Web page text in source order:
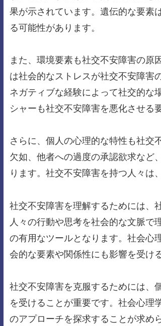
果が示されています。遺伝的な要素
る可能性があります。
また、環境要素も社交不安障害の原
は社会的なストレスが社交不安障害
ネガティブな経験によって社交的な
シャーも社交不安障害を悪化させる
さらに、個人の心理的な特性も社交
欠如、他者への過度の承認欲求など
ります。社交不安障害を持つ人々は
社交不安障害を理解するためには、
人々の行動や思考を社会的な文脈で
の有用なツールとなります。社会心
会的な要素や関係性にも影響を受け
社交不安障害を克服するためには、
を受けることが重要です。社会心理
のアプローチを探求することが求め